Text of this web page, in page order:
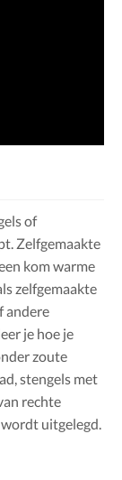
of
Zelfgemaakte
kom warme
zelfgemaakte
andere
je hoe je
zoute
stengels met
rechte
uitgelegd.